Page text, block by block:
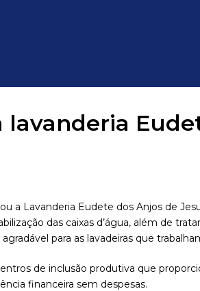
a Lavanderia Eudete dos Anjos de
das caixas d’água, além de
para as lavadeiras que
de inclusão produtiva que
financeira sem despesas.